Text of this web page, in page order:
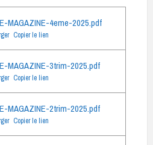
MAGAZINE-4eme-2025.pdf
Copier le lien
MAGAZINE-3trim-2025.pdf
Copier le lien
MAGAZINE-2trim-2025.pdf
Copier le lien